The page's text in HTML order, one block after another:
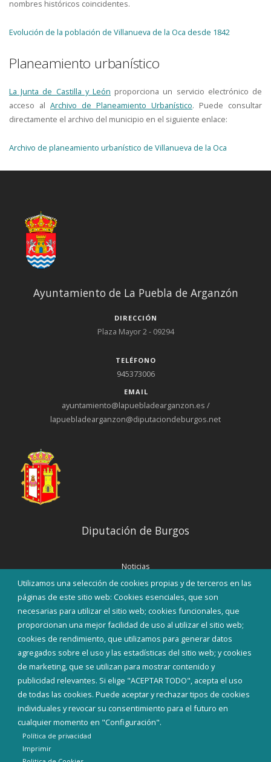
nombres históricos coincidentes.
Evolución de la población de Villanueva de la Oca desde 1842
Planeamiento urbanístico
La Junta de Castilla y León proporciona un servicio electrónico de
acceso al Archivo de Planeamiento Urbanístico. Puede consultar
directamente el archivo del municipio en el siguiente enlace:
Archivo de planeamiento urbanístico de Villanueva de la Oca
Utilizamos una selección de cookies propias y de terceros en las
páginas de este sitio web: Cookies esenciales, que son
necesarias para utilizar el sitio web; cookies funcionales, que
proporcionan una mejor facilidad de uso al utilizar el sitio web;
cookies de rendimiento, que utilizamos para generar datos
agregados sobre el uso y las estadísticas del sitio web; y cookies
de marketing, que se utilizan para mostrar contenido y
publicidad relevantes. Si elige "ACEPTAR TODO", acepta el uso
de todas las cookies. Puede aceptar y rechazar tipos de cookies
individuales y revocar su consentimiento para el futuro en
cualquier momento en "Configuración".
Política de privacidad
Imprimir
Ayuntamiento de La Puebla de Arganzón
DIRECCIÓN
Plaza Mayor 2 - 09294
TELÉFONO
945373006
EMAIL
ayuntamiento@lapuebladearganzon.es /
lapuebladearganzon@diputaciondeburgos.net
Diputación de Burgos
Noticias
Eventos
Corporación Municipal
Teléfonos de interés
INICIAR SESIÓN
MAPA WEB